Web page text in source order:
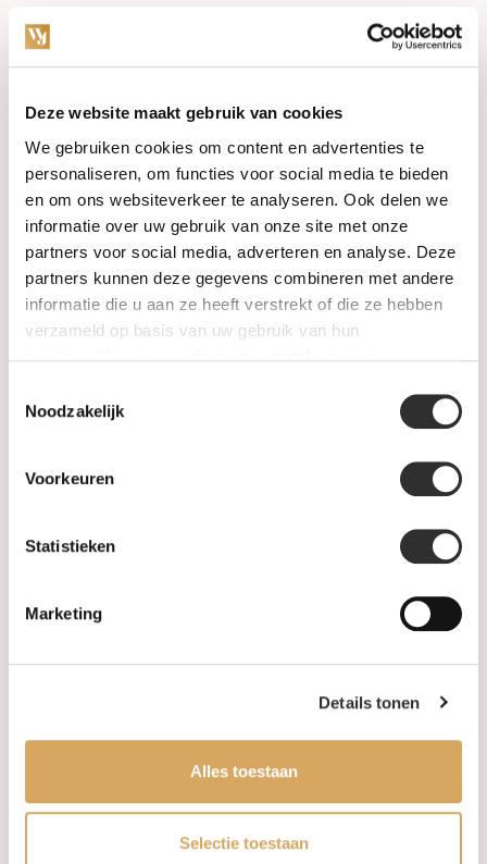
Deze website maakt gebruik van cookies
We gebruiken cookies om content en advertenties te
personaliseren, om functies voor social media te bieden
en om ons websiteverkeer te analyseren. Ook delen we
informatie over uw gebruik van onze site met onze
partners voor social media, adverteren en analyse. Deze
partners kunnen deze gegevens combineren met andere
informatie die u aan ze heeft verstrekt of die ze hebben
verzameld op basis van uw gebruik van hun
Noodzakelijk
Voorkeuren
Statistieken
Marketing
Details tonen
Alles toestaan
Selectie toestaan
Sitemap
Categories
Watches
Jewellery
Wedding rings
PRE-OWNED
Maatwerk
Leveringsvoorwaarden